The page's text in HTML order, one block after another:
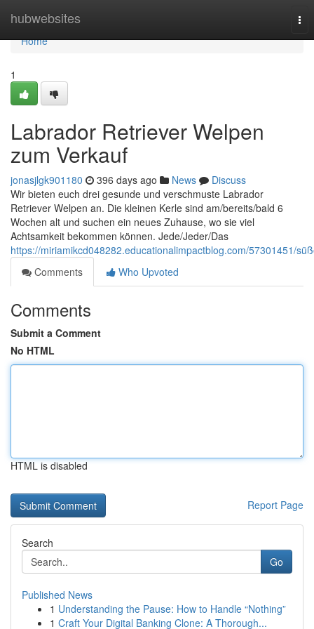
hubwebsites
Home
Home
1
Labrador Retriever Welpen
zum Verkauf
jonasjlgk901180 396 days ago News
Discuss
Wir bieten euch drei gesunde und verschmuste Labrador
Retriever Welpen an. Die kleinen Kerle sind am/bereits/bald 6
Wochen alt und suchen ein neues Zuhause, wo sie viel
Achtsamkeit bekommen können. Jede/Jeder/Das
https://miriamikcd048282.educationalimpactblog.com/57301451/
Comments
Who Upvoted
Comments
Submit a Comment
No HTML
HTML is disabled
Report Page
Search
Go
Published News
1 Understanding the Pause: How to Handle “Nothing”
1 Craft Your Digital Banking Clone: A Thorough...